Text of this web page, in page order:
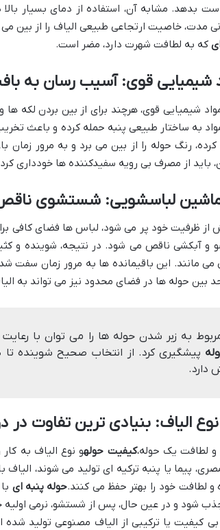
بدهد. مشابه آن، استفاده از دمای بسیار
مدت، خاصیت ارتجاعی طبیعی الیاف را از بین می
که به لطافت شهرت دارد، مضر است.
شیمیایی قوی: آسیب رسان به
شیمیایی قوی، هرچند برای از بین بردن لکه ها
به ساختار طبیعی پنبه حمله کرده و باعث
رنگ حوله را از بین می برد و به مرور
باید از مصرف بی رویه سفیدکننده ها خودداری
ماشین لباسشویی: شستشوی
ظرفیت خود پر می شود، لباس ها فضای کافی
و آبکشی ناقص می شود. در نتیجه، شوینده و
می مانند. این باقیمانده ها به مرور زمان سفت
بین حوله ها در فضای محدود نیز می تواند به
به زبر شدن حوله ها را می توان با
پیشگیری کرد. از انتخاب صحیح شوینده
دارد.
الیاف: بنیادی ترین تفاوت در
و لطافت یک حوله،کیفیت حولهو نوع الیاف به
پیما یا پنبه ترکیه ای تولید می شوند، الیاف
لطافت خود را بهتر حفظ می کنند.حوله پنبه ای
شود و در عین حال، پس از شستشو، نرمی اولیه
بی کیفیت یا ترکیبی از الیاف مصنوعی تولید